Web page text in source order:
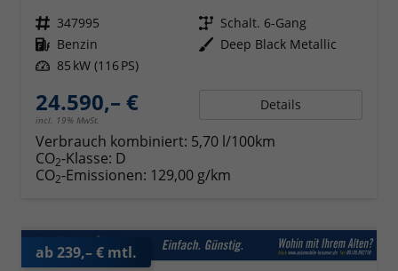
Fahrzeugnr. 347995 Getriebe Schalt. 6-Gang
Kraftstoff Benzin Außenfarbe Deep Black Metallic
Leistung 85 kW (116 PS)
24.590,– €
incl. 19% MwSt.
Details
Verbrauch kombiniert: 5,70 l/100km
CO2-Klasse: D
CO2-Emissionen: 129,00 g/km
ab 239,– € mtl.